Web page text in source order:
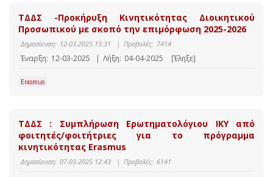
ΤΔΔΣ -Προκήρυξη Κινητικότητας Διοικητικού
Προσωπικού με σκοπό την επιμόρφωση 2025-2026
Δημοσίευση: 12-03-2025 15:31 | Προβολές: 7414
Έναρξη: 12-03-2025 | Λήξη: 04-04-2025 [Έληξε]
Erasmus
ΤΔΔΣ : Συμπλήρωση Ερωτηματολόγιου ΙΚΥ από
φοιτητές/φοιτήτριες για το πρόγραμμα
κινητικότητας Erasmus
Δημοσίευση: 07-03-2025 12:43 | Προβολές: 6141